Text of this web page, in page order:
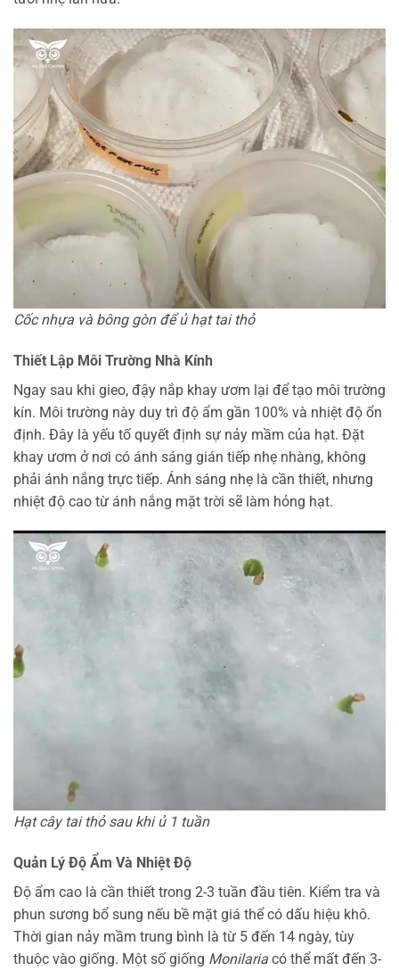
Cốc nhựa và bông gòn để ủ hạt tai thỏ
Thiết Lập Môi Trường Nhà Kính
Ngay sau khi gieo, đậy nắp khay ươm lại để tạo môi trường
kín. Môi trường này duy trì độ ẩm gần 100% và nhiệt độ ổn
định. Đây là yếu tố quyết định sự nảy mầm của hạt. Đặt
khay ươm ở nơi có ánh sáng gián tiếp nhẹ nhàng, không
phải ánh nắng trực tiếp. Ánh sáng nhẹ là cần thiết, nhưng
nhiệt độ cao từ ánh nắng mặt trời sẽ làm hỏng hạt.
Hạt cây tai thỏ sau khi ủ 1 tuần
Quản Lý Độ Ẩm Và Nhiệt Độ
Độ ẩm cao là cần thiết trong 2-3 tuần đầu tiên. Kiểm tra và
phun sương bổ sung nếu bề mặt giá thể có dấu hiệu khô.
Thời gian nảy mầm trung bình là từ 5 đến 14 ngày, tùy
thuộc vào giống. Một số giống Monilaria có thể mất đến 3-